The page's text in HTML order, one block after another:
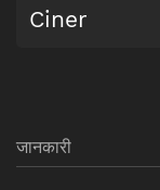
Ciner
जानकारी